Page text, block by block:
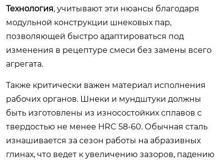
Технология, учитывают эти нюансы благодаря
модульной конструкции шнековых пар,
позволяющей быстро адаптироваться под
изменения в рецептуре смеси без замены всего
агрегата.
Также критически важен материал исполнения
рабочих органов. Шнеки и мундштуки должны
быть изготовлены из износостойких сплавов с
твердостью не менее HRC 58-60. Обычная сталь
изнашивается за сезон работы на абразивных
глинах, что ведет к увеличению зазоров, падению